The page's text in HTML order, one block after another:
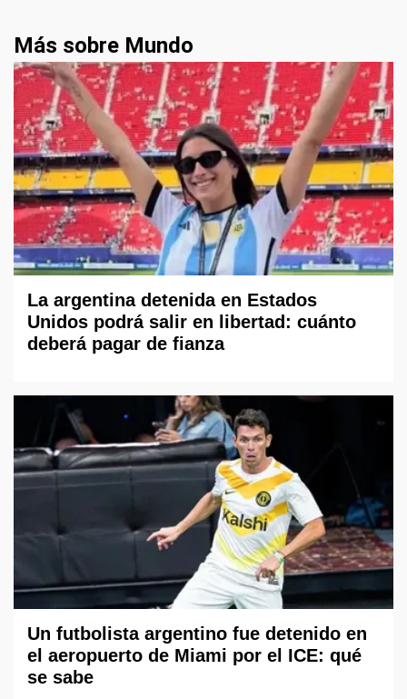
Más sobre Mundo
La argentina detenida en Estados
Unidos podrá salir en libertad: cuánto
deberá pagar de fianza
Un futbolista argentino fue detenido en
el aeropuerto de Miami por el ICE: qué
se sabe